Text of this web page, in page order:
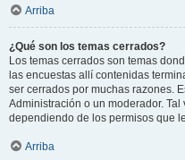
Arriba
¿Qué son los temas cerrados?
Los temas cerrados son temas
las encuestas allí contenidas
ser cerrados por muchas razones.
Administración o un moderador.
dependiendo de los permisos que
Arriba